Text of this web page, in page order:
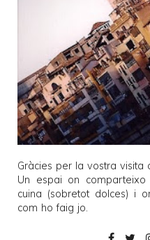
Gràcies per la vostra visita
Un espai on
cuina (sobretot dolces) i
com ho faig jo.